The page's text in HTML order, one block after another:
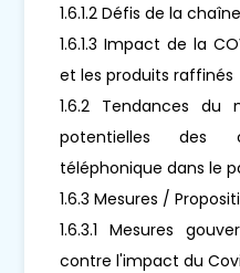
1.6.1.2 Défis de la
1.6.1.3 Impact de la
et les produits raffinés
1.6.2 Tendances du
potentielles des
téléphonique dans le
1.6.3 Mesures /
1.6.3.1 Mesures
contre l'impact du